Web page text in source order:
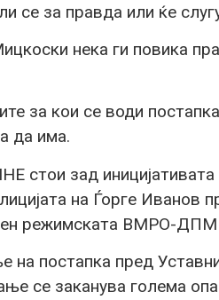
се за правда или ќе
нека ги повика
за кои се води
да има.
зад иницијативата
на Ѓорге Иванов
режимската ВМРО-
на постапка пред
се заканува голема